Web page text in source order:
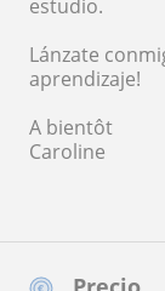
estudio.
Lánzate
aprendizaje!
A bientôt
Caroline